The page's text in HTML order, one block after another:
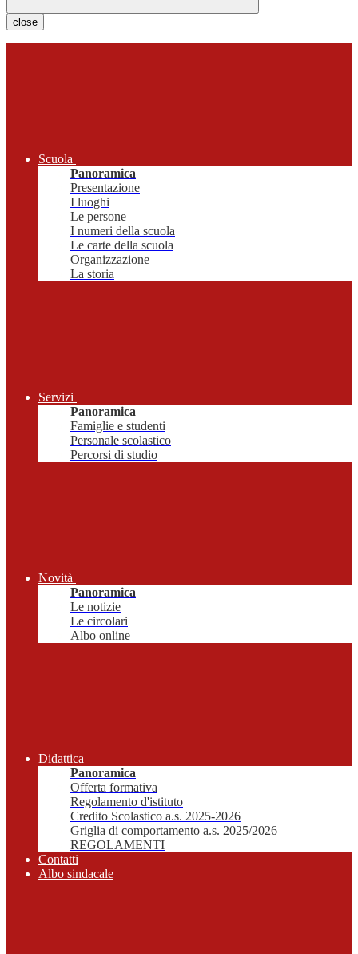
close
Scuola
Panoramica
Presentazione
I luoghi
Le persone
I numeri della scuola
Le carte della scuola
Organizzazione
La storia
Servizi
Panoramica
Famiglie e studenti
Personale scolastico
Percorsi di studio
Novità
Panoramica
Le notizie
Le circolari
Albo online
Didattica
Panoramica
Offerta formativa
Regolamento d'istituto
Credito Scolastico a.s. 2025-2026
Griglia di comportamento a.s. 2025/2026
REGOLAMENTI
Contatti
Albo sindacale